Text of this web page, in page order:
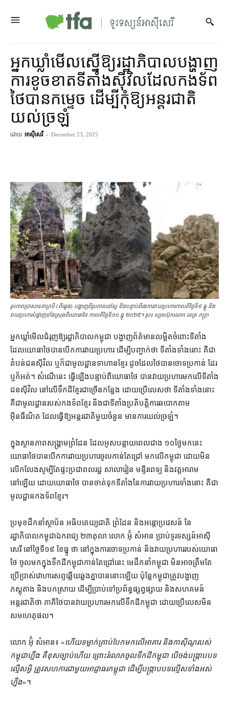
អ្នកឃ្លាំមើល​ស្នើ​ឱ្យ​រដ្ឋាភិបាល​បង្ហាញ​
ការខូចខាត​ទីតាំង​ស៊ីវិល​ដែល​កងទ័ព​
ថៃ​បាន​កម្ទេច ដើម្បី​កុំ​ឱ្យ​អន្តរជាតិ​
យល់​ច្រឡំ
ដោយ អាស៊ីសេរី - December 23, 2025
រូបភាព​​ប្រាសាទ​តាក្របី (ពី​ឆ្វេង) បង្ហាញ​ពី​រូប​ភាព​នៅ​ល្អ និង​បន្ទាប់​ពី​រង​ការ​វាយ​ប្រហារ​កាល​ពី​ថ្ងៃ​ទី៩ ធ្នូ និង​
វាយ​ប្រហារ​បំផ្លាញ​ទាំងស្រុង​ពី​យោធា​ថៃ កាល​ពី​ថ្ងៃទី១០ ធ្នូ ២០២៥។ រូប៖ ហ្វេសប៊ុក​លោក នេត្រ ភក្ត្រា
អ្នកឃ្លាំមើល​ជំរុញ​ឱ្យ​រដ្ឋាភិបាល​កម្ពុជា បង្ហាញ​ព័ត៌មាន​លម្អិត​ចំពោះ​ទីតាំង​
ដែល​យោធា​ថៃ​បាន​បើក​ការ​វាយប្រហារ ដើម្បី​បញ្ជាក់​ថា ទីតាំង​ទាំងនោះ គឺជា​
តំបន់​ជន​ស៊ីវិល ឬក៏​ជា​មូលដ្ឋាន​ទាហាន​ខ្មែរ ដូចដែល​ថៃ​បាន​ចោទប្រកាន់ ដែរ​
ឬក៏​អត់។ សំណើ​នេះ ធ្វើឡើង​បន្ទាប់​ពី​យោធា​ថៃ បាន​វាយប្រហារ​មក​លើ​ទីតាំង​
ជន​ស៊ីវិល នៅ​លើ​ទឹកដី​ខ្មែរ​ជាច្រើន​កន្លែង ដោយ​ប្រើ​លេស​ថា ទីតាំង​ទាំងនោះ​
គឺជា​មូលដ្ឋាន​របស់​កងទ័ព​ខ្មែរ និង​ជាទី​តាំង​ប្រតិបត្តិការ​ឆបោក​តាម​
អ៊ីនធឺណិត ដែល​ធ្វើ​ឱ្យ​អន្តរជាតិ​មួយ​ចំនួន មាន​ការ​យល់​ច្រឡំ។
ក្នុង​ស្ថានភាព​សង្គ្រាម​ព្រំដែន ដែល​អូស​បន្លាយពេល​ជាង ១០​ថ្ងៃ​មកនេះ
យោធា​ថៃ​បាន​បើក​ការ​វាយប្រហារ​ចូលកាន់​តែ​ជ្រៅ មក​លើ​កម្ពុជា ដោយ​មិន​
លើកលែង​សូម្បីតែ​ផ្ទះ​ប្រជាពលរដ្ឋ សាលារៀន មន្ទីរពេទ្យ និង​វត្ត​អារាម​
នៅឡើយ ដោយ​យោធា​ថៃ បាន​ចាត់​ទុក​ទីតាំង​នៃ​ការ​វាយប្រហារ​ទាំងនោះ គឺជា​
មូលដ្ឋាន​កងទ័ព​ខ្មែរ។
ប្រមុខ​ដឹកនាំ​ស្ថាប័ន អធិបតេយ្យ​ជាតិ ព្រំដែន និង​អន្តោប្រវេសន៍ នៃ​
រដ្ឋាភិបាល​កម្ពុជា​ឯករាជ្យ ២៣​តុលា លោក អ៊ុំ សំអាន ប្រាប់​ទូរទស្សន៍​អាស៊ី
សេរី នៅ​ថ្ងៃទី​១៩ ខែធ្នូ ថា នៅក្នុង​ការចោទប្រកាន់ និង​វាយប្រហារ​របស់​យោធា​
ថៃ ចូល​មក​ក្នុង​ទឹកដី​កម្ពុជា​កាន់តែ​ជ្រៅ​នេះ មេដឹកនាំ​កម្ពុជា មិនអាច​ត្រឹមតែ​
ប្រើប្រាស់​វោហារ​សព្ទ​ឆ្លើយឆ្លង​គ្នា​បាន​នោះ​ឡើយ ប៉ុន្តែ​កម្ពុជា​ត្រូវ​បង្ហាញ​
ភស្តុតាង និង​បកស្រាយ ដើម្បី​ប្រាប់​ទៅ​ប្រព័ន្ធ​ផ្សព្វផ្សាយ និង​សហគមន៍​
អន្តរជាតិ​ថា ភាគី​ថៃ​បាន​វាយប្រហារ​មក​លើ​ទឹកដី​កម្ពុជា ដោយ​ប្រើ​លេស​មិន​
សម​ហេតុផល។
លោក អ៊ុំ សំអាន៖ «ហើយ​ទម្លាក់​គ្រាប់បែក​មក​លើ​អាគារ និង​កាស៊ីណូ​របស់​
កម្ពុជា​ហ្នឹង គឺ​ខុសច្បាប់​ហើយ ព្រោះ​រំលោភ​ចូល​ទឹកដី​កម្ពុជា បើ​ចង់​បង្ក្រាប​បទ
ល្មើស​អ្វី ត្រូវ​សហការ​ជាមួយ​អាជ្ញាធរ​កម្ពុជា ដើម្បី​បង្ក្រាប​បទល្មើស​ទាំងអស់​
ហ្នឹង»។